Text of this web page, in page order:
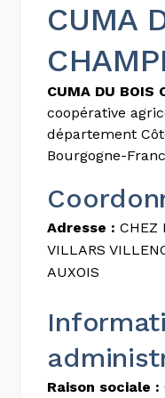
CUMA
CUMA DU BOIS
coopérative
département
Bourgogne-
Adresse : CHEZ
VILLARS
AUXOIS
Raison sociale :